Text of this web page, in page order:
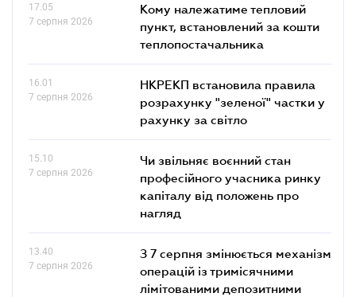
17.05
7 серпня 2026
Кому належатиме тепловий
пункт, встановлений за кошти
теплопостачальника
16.01
7 серпня 2026
НКРЕКП встановила правила
розрахунку "зеленої" частки у
рахунку за світло
15.10
7 серпня 2026
Чи звільняє воєнний стан
професійного учасника ринку
капіталу від положень про
нагляд
13.40
7 серпня 2026
З 7 серпня змінюється механізм
операцій із тримісячними
лімітованими депозитними